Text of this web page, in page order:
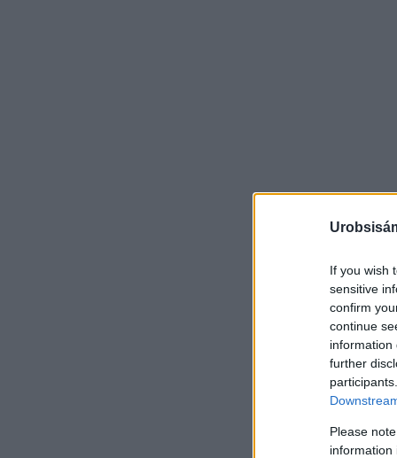
If you wish
sensitive
confirm
continue
information
further
Please
information